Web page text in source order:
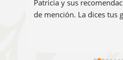
Patricia y sus
de mención. La dices tus